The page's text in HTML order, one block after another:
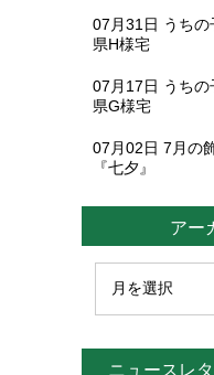
07月31日 うち
県H様宅
07月17日 うち
県G様宅
07月02日 7月の
『七夕』
アー
ニュースレ